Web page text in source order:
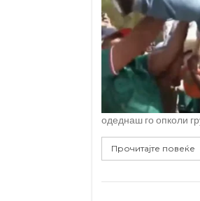
одеднаш го опколи
Прочитајте повеќе